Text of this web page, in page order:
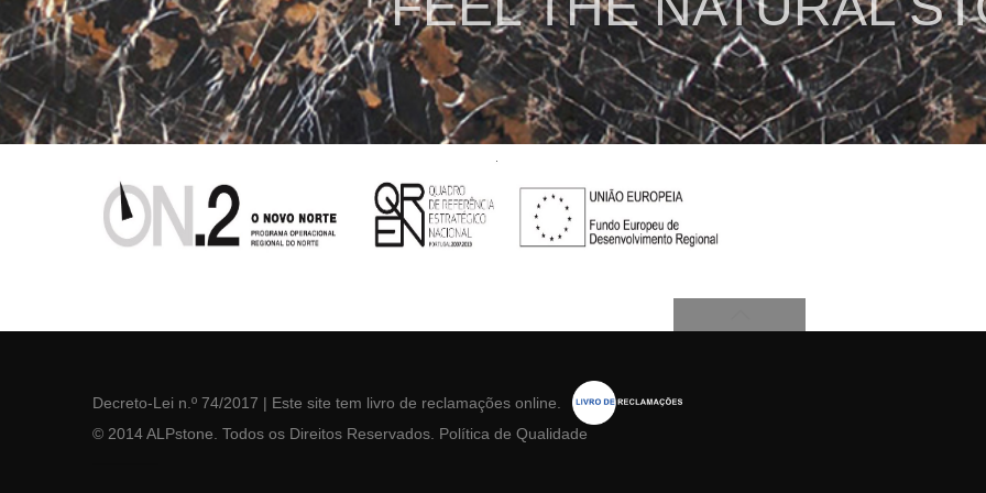
Decreto-Lei n.º 74/2017 | Este site tem livro de reclamações online.
© 2014 ALPstone. Todos os Direitos Reservados. Política de Qualidade